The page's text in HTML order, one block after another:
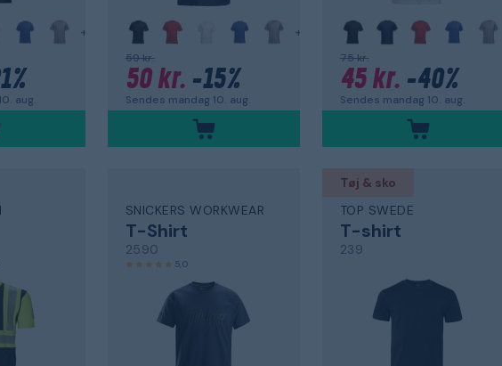
+
aug.
+
59 kr.
50 kr.-15%
Sendes mandag 10. aug.
75 kr.
45 kr.-40%
Sendes mandag 10. aug.
SNICKERS WORKWEAR
T-Shirt
2590
5,0
Tøj & sko
TOP SWEDE
T-shirt
239